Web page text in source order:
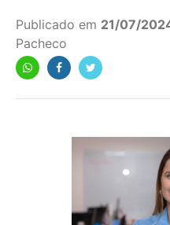
Publicado em 21/07/
Pacheco